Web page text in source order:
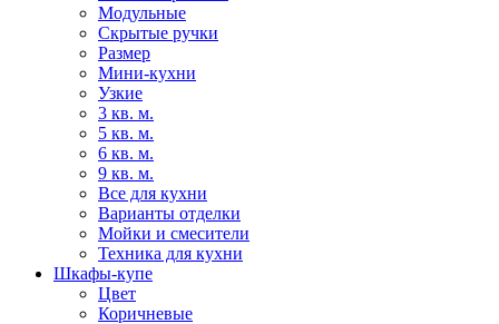
Модульные
Скрытые ручки
Размер
Мини-кухни
Узкие
3 кв. м.
5 кв. м.
6 кв. м.
9 кв. м.
Все для кухни
Варианты отделки
Мойки и смесители
Техника для кухни
Шкафы-купе
Цвет
Коричневые